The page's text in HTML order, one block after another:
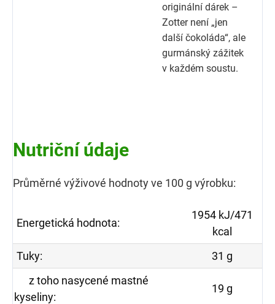
originální dárek –
Zotter není „jen
další čokoláda“, ale
gurmánský zážitek
v každém soustu.
Nutriční údaje
Průměrné výživové hodnoty ve 100 g výrobku:
Energetická hodnota:
1954 kJ/471
kcal
Tuky:
31 g
z toho nasycené mastné
kyseliny:
19 g